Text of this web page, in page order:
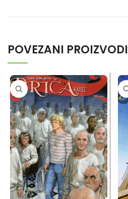
POVEZANI PROIZVODI